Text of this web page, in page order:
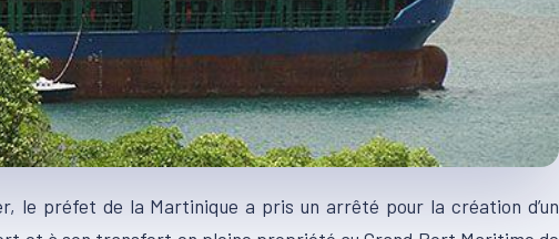
le préfet de la Martinique a pris un arrêté pour la création d’un